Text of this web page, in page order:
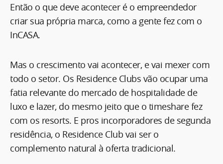
Então o que deve acontecer é o empreendedor
criar sua própria marca, como a gente fez com o
InCASA.
Mas o crescimento vai acontecer, e vai mexer com
todo o setor. Os Residence Clubs vão ocupar uma
fatia relevante do mercado de hospitalidade de
luxo e lazer, do mesmo jeito que o timeshare fez
com os resorts. E pros incorporadores de segunda
residência, o Residence Club vai ser o
complemento natural à oferta tradicional.